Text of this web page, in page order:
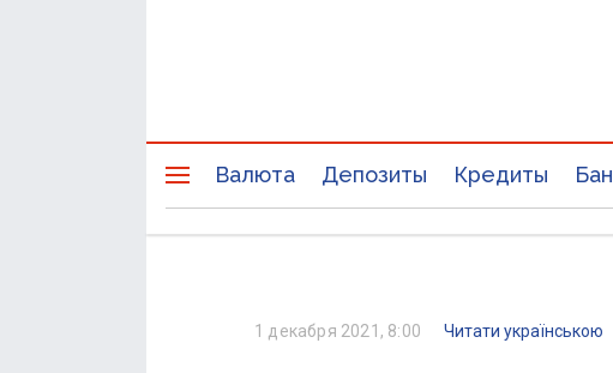
Валюта Депозиты Кредиты
1 декабря 2021, 8:00 Читати українською